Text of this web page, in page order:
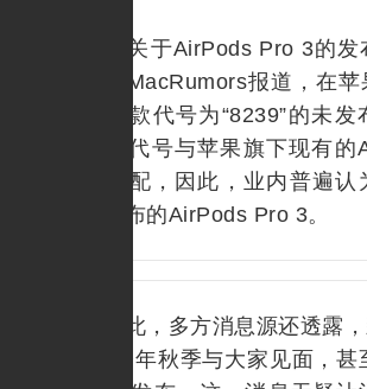
近日，关于AirPods Pro 3的发
展。据外媒MacRumors报道，在
码库中，一款代号为“8239”的未
水面。这一代号与苹果旗下现有
耳机均不匹配，因此，业内普遍
就是即将发布的AirPods Pro 3。
不仅如此，多方消息源还透露，
o 3有望在今年秋季与大家见面，